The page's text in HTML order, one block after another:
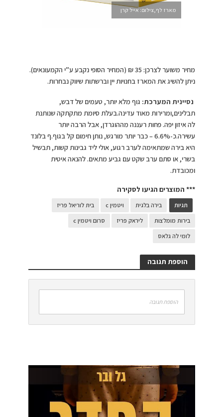
מארז לף,צילום: אייל קרן
מחיר משוער לצרכן: 35 ₪ (המחיר הסופי נקבע ע”י הקמעונאים).
ניתן להשיג את המארז בחנויות יין וברשתות שיווק נבחרות.
נסיינית המערכת: גוף מלא יותר, טעמים של דבש,
תבלינים,ומרירות מאוד עדינה.בעלת סיומת מתקתקה שנותנת
לה איזון יפה. פחות רעננה מההוגרדן, אבל הרבה יותר
עשירה.כ-6.6% – כבר יותר מורגש, נותן חימום קל בגוף.ף בלונד
היא בירה שמתאימה לערב רגוע, אולי ליד גבינות קשות, תבשיל
בשרי, או סתם ערב שקט עם גביע מתאים. להנאה איטית
ומכובדת.
*** המוצרים הגיעו לסקירה
תגיות בירה בלגית ויטמין c
בית לוריאל פריז
בירות מומלצות
ליראק פריז
סרום ויטמין c
לומי לה גלאס
הוספת תגובה
הוספת תגובה